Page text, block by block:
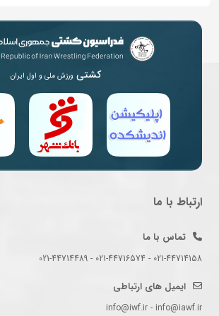
کشتی ورزش ملی و اول ایران
ارتباط با ما
تماس با ما
021-44714158 - 021-44716574 - 021-44714489
ایمیل های ارتباطی
info@iwf.ir - info@iawf.ir